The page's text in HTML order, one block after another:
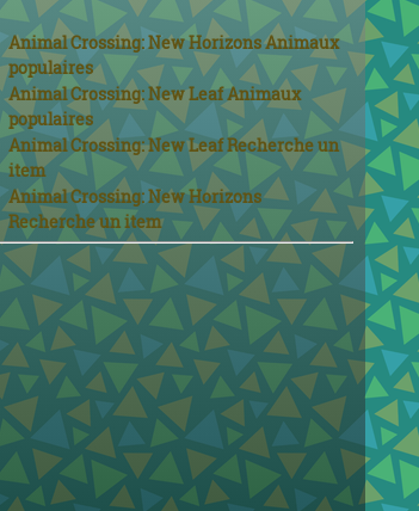
Animal Crossing: New Horizons Animaux
populaires
Animal Crossing: New Leaf Animaux
populaires
Animal Crossing: New Leaf Recherche un
item
Animal Crossing: New Horizons
Recherche un item